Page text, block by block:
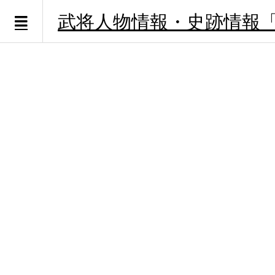
武将人物情報・史跡情報